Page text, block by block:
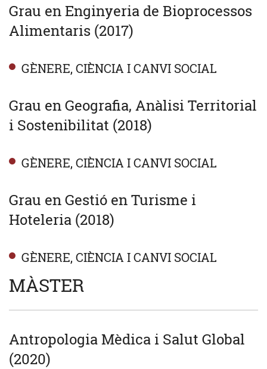
Grau en Enginyeria de Bioprocessos
Alimentaris (2017)
GÈNERE, CIÈNCIA I CANVI SOCIAL
Grau en Geografia, Anàlisi Territorial
i Sostenibilitat (2018)
GÈNERE, CIÈNCIA I CANVI SOCIAL
Grau en Gestió en Turisme i
Hoteleria (2018)
GÈNERE, CIÈNCIA I CANVI SOCIAL
MÀSTER
Antropologia Mèdica i Salut Global
(2020)